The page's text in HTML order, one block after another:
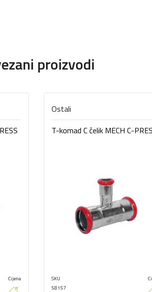
proizvodi
Cijena
Ostali
T-komad C čelik MECH C-
SKU
58157